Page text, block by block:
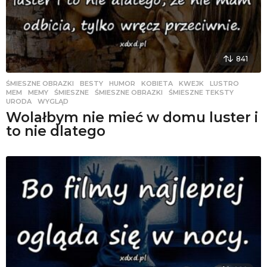
841
ŚMIESZNE OBRAZKI BESTY ,HUMOR ,KOBIETA ,KWEJK ,LUSTRO
MEM
,MEMY ,ŚMIESZNE ,ŚMIESZNE OBRAZKI ,ŚMIESZNE TEKSTY
URODA
,WYGLĄD
Wolałbym nie mieć w domu luster i
to nie dlatego